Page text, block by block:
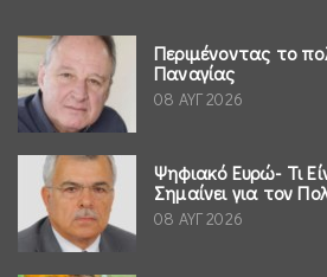
Περιμένοντας το
Παναγίας
08 ΑΥΓ 2026
Ψηφιακό Ευρώ- Τι
Σημαίνει για τον
08 ΑΥΓ 2026